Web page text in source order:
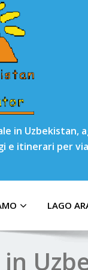
in Uzbekistan,
e itinerari per
LAGO